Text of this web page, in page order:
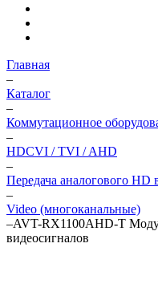
Главная
–
Каталог
–
Коммутационное
–
HDCVI / TVI / AHD
–
Передача аналогового
–
Video (многоканальные)
–AVT-RX1100AHD-T
видеосигналов